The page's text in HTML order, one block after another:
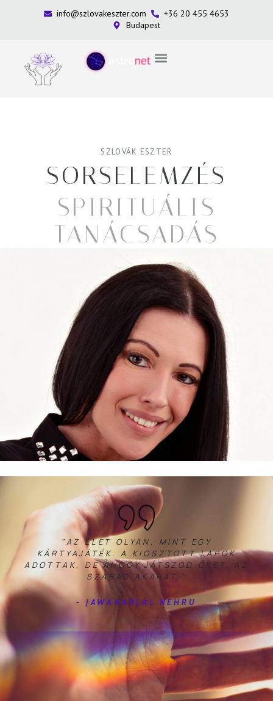
info@szlovakeszter.com
+36 20 455 4653
Budapest
SZLOVÁK ESZTER
SORSELEMZÉS
SPIRITUÁLIS
TANÁCSADÁS
"AZ ÉLET OLYAN, MINT EGY
KÁRTYAJÁTÉK. A KIOSZTOTT LAPOK
ADOTTAK, DE AHOGY JÁTSZOD ŐKET, AZ
SZABAD AKARAT."
- JAWAHARLAL NEHRU